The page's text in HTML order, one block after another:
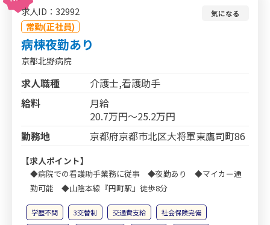
求人ID：32992
常勤(正社員)
気になる
病棟夜勤あり
京都北野病院
求人職種
介護士,看護助手
給料
月給
20.7万円～25.2万円
勤務地
京都府京都市北区大将軍東鷹司町86
【求人ポイント】
◆病院での看護助手業務に従事 ◆夜勤あり ◆マイカー通
勤可能 ◆山陰本線『円町駅』徒歩8分
学歴不問 3交替制 交通費支給 社会保険完備